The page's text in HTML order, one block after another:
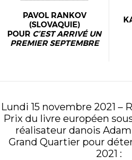
PAVOL RANKOV
(SLOVAQUIE)
POUR C’EST ARRIVÉ UN
PREMIER SEPTEMBRE
Lundi 15 novembre 2021 –
Prix du livre européen
réalisateur danois
Grand Quartier pour
2021 :